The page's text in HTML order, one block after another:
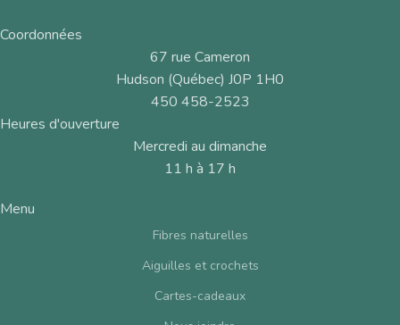
Coordonnées
67 rue Cameron
Hudson (Québec) J0P 1H0
450 458-2523
Heures d'ouverture
Mercredi au dimanche
11 h à 17 h
Menu
Fibres naturelles
Aiguilles et crochets
Cartes-cadeaux